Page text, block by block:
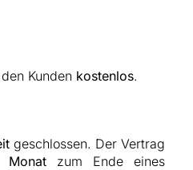
Kunden kostenlos.
geschlossen. Der Vertrag
Monatzum Ende eines